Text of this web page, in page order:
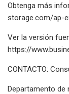
Obtenga más
storage.com/ap-
Ver la versión
https://
CONTACTO:
Departamento de